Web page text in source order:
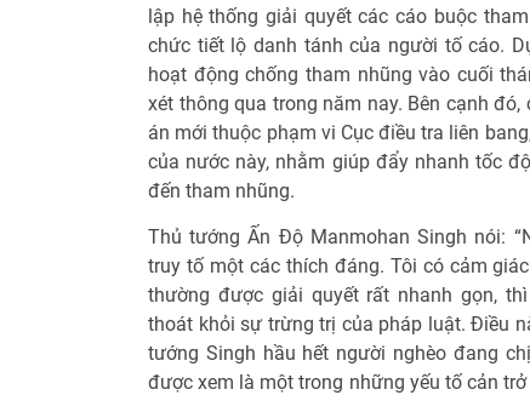
lập hệ thống giải quyết các cáo buộc
chức tiết lộ danh tánh của người tố cáo.
hoạt động chống tham nhũng vào cuối
xét thông qua trong năm nay. Bên cạnh
án mới thuộc phạm vi Cục điều tra liên
của nước này, nhằm giúp đẩy nhanh tốc
đến tham nhũng.
Thủ tướng Ấn Độ Manmohan Singh nói:
truy tố một các thích đáng. Tôi có cảm
thường được giải quyết rất nhanh gọn,
thoát khỏi sự trừng trị của pháp luật. Điều
tướng Singh hầu hết người nghèo đang
được xem là một trong những yếu tố cản